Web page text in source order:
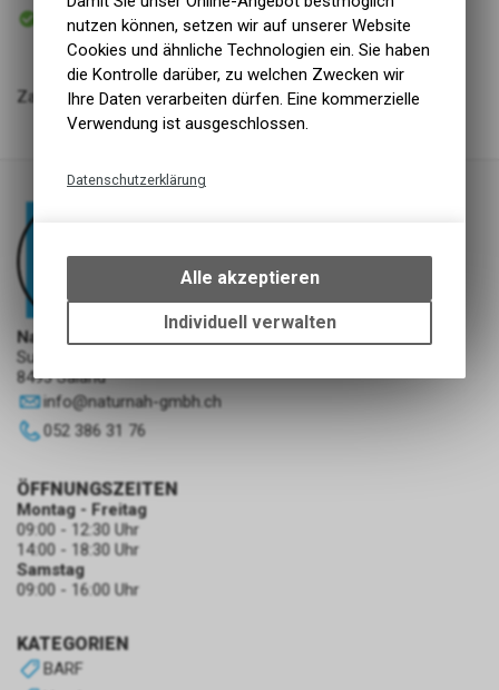
Sofort abholbar
Abholung NaturNah GmbH
Zahnpflege Gel PET 125ml
NaturNah GmbH
Sunnehofstrasse 7
8493 Saland
info@naturnah-gmbh.ch
052 386 31 76
KATEGORIEN
BARF
ÖFFNUNGSZEITEN
Montag - Freitag
09:00 - 12:30 Uhr
14:00 - 18:30 Uhr
Samstag
09:00 - 16:00 Uhr
nutzen können, setzen wir auf unserer Website
Cookies und ähnliche Technologien ein. Sie haben
die Kontrolle darüber, zu welchen Zwecken wir
Ihre Daten verarbeiten dürfen. Eine kommerzielle
Verwendung ist ausgeschlossen.
Datenschutzerklärung
bestimmte Interaktionen und
Einstellungen auf Ihrem Gerät,
um die grundlegenden
Funktionen unseres Online-
ermöglichen. Bitte beachten Sie,
Alle akzeptieren
Individuell verwalten